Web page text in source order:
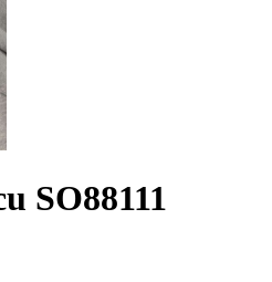
SO88111